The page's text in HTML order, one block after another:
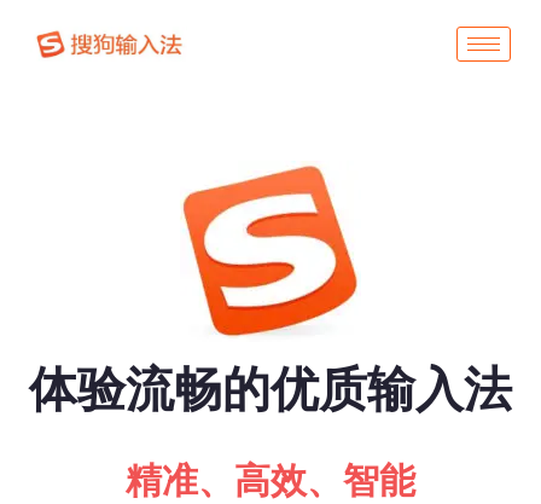
体验流畅的优质输入法
精准、高效、智能